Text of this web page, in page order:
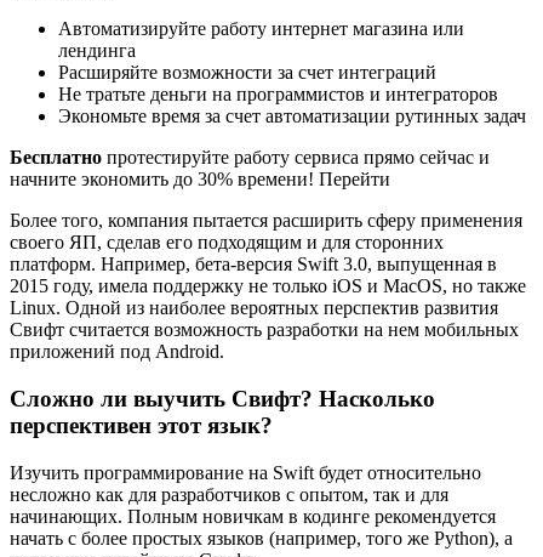
Автоматизируйте работу интернет магазина или
лендинга
Расширяйте возможности за счет интеграций
Не тратьте деньги на программистов и интеграторов
Экономьте время за счет автоматизации рутинных задач
Бесплатно протестируйте работу сервиса прямо сейчас и
начните экономить до 30% времени! Перейти
Более того, компания пытается расширить сферу применения
своего ЯП, сделав его подходящим и для сторонних
платформ. Например, бета-версия Swift 3.0, выпущенная в
2015 году, имела поддержку не только iOS и MacOS, но также
Linux. Одной из наиболее вероятных перспектив развития
Свифт считается возможность разработки на нем мобильных
приложений под Android.
Сложно ли выучить Свифт? Насколько
перспективен этот язык?
Изучить программирование на Swift будет относительно
несложно как для разработчиков с опытом, так и для
начинающих. Полным новичкам в кодинге рекомендуется
начать с более простых языков (например, того же Python), а